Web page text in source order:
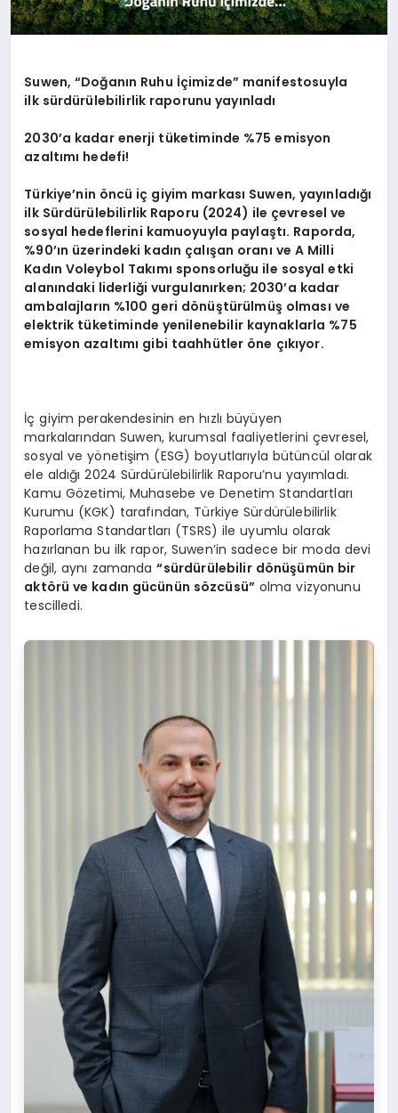
Suwen, “Doğanın Ruhu İçimizde” manifestosuyla
ilk sürdürülebilirlik raporunu yayınladı
2030’a kadar enerji tüketiminde %75 emisyon
azaltımı hedefi!
Türkiye’nin öncü iç giyim markası Suwen, yayınladığı
ilk Sürdürülebilirlik Raporu (2024) ile çevresel ve
sosyal hedeflerini kamuoyuyla paylaştı. Raporda,
%90’ın üzerindeki kadın çalışan oranı ve A Milli
Kadın Voleybol Takımı sponsorluğu ile sosyal etki
alanındaki liderliği vurgulanırken; 2030’a kadar
ambalajların %100 geri dönüştürülmüş olması ve
elektrik tüketiminde yenilenebilir kaynaklarla %75
emisyon azaltımı gibi taahhütler öne çıkıyor.
İç giyim perakendesinin en hızlı büyüyen
markalarından Suwen, kurumsal faaliyetlerini çevresel,
sosyal ve yönetişim (ESG) boyutlarıyla bütüncül olarak
ele aldığı 2024 Sürdürülebilirlik Raporu’nu yayımladı.
Kamu Gözetimi, Muhasebe ve Denetim Standartları
Kurumu (KGK) tarafından, Türkiye Sürdürülebilirlik
Raporlama Standartları (TSRS) ile uyumlu olarak
hazırlanan bu ilk rapor, Suwen’in sadece bir moda devi
değil, aynı zamanda“sürdürülebilir dönüşümün bir
aktörü ve kadın gücünün sözcüsü” olma vizyonunu
tescilledi.